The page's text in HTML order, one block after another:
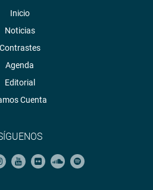
Inicio
Noticias
Contrastes
Agenda
Editorial
Cuenta